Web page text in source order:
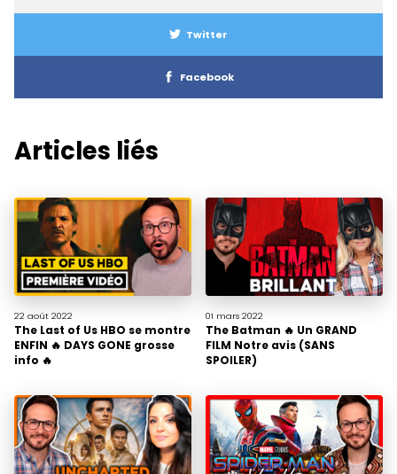
Twitter
Facebook
Articles liés
22 août 2022
The Last of Us HBO se montre
ENFIN 🔥 DAYS GONE grosse
info 🔥
01 mars 2022
The Batman 🔥 Un GRAND
FILM Notre avis (SANS
SPOILER)